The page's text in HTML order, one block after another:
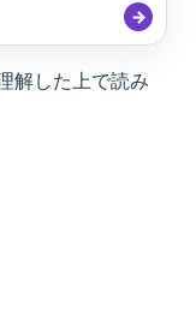
解した上で読み